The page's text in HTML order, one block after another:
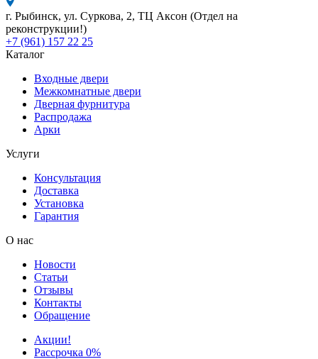
г. Рыбинск, ул. Суркова, 2, ТЦ Аксон (Отдел на
реконструкции!)
+7 (961) 157 22 25
Каталог
Входные двери
Межкомнатные двери
Дверная фурнитура
Распродажа
Арки
Услуги
Консультация
Доставка
Установка
Гарантия
О нас
Новости
Статьи
Отзывы
Контакты
Обращение
Акции!
Рассрочка 0%